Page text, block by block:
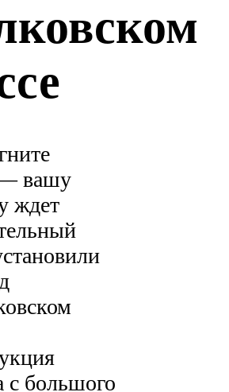
вашу
ждет
с большого